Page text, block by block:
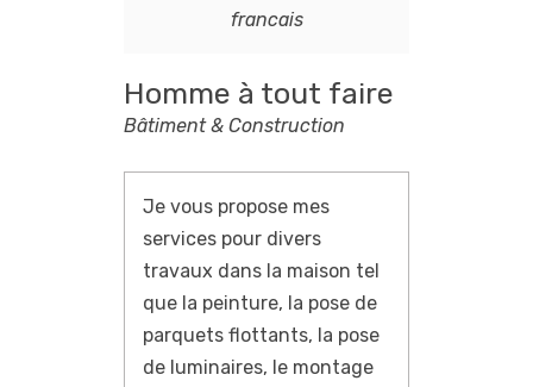
francais
Homme à tout faire
Bâtiment & Construction
Je vous propose mes
services pour divers
travaux dans la maison tel
que la peinture, la pose de
parquets flottants, la pose
de luminaires, le montage